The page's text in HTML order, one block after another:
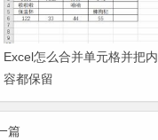
Excel怎么合并单元格并把内
容都保留
篇